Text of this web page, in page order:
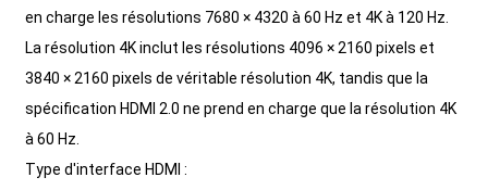
en charge les résolutions 7680 × 4320 à 60 Hz et 4K à 120 Hz.
La résolution 4K inclut les résolutions 4096 × 2160 pixels et
3840 × 2160 pixels de véritable résolution 4K, tandis que la
spécification HDMI 2.0 ne prend en charge que la résolution 4K
à 60 Hz.
Type d'interface HDMI :